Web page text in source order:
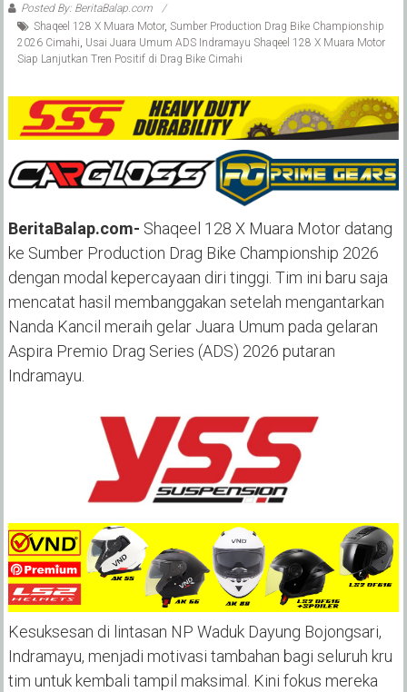
Posted By: BeritaBalap.com
Shaqeel 128 X Muara Motor, Sumber Production Drag Bike Championship
2026 Cimahi, Usai Juara Umum ADS Indramayu Shaqeel 128 X Muara Motor
Siap Lanjutkan Tren Positif di Drag Bike Cimahi
BeritaBalap.com- Shaqeel 128 X Muara Motor datang
ke Sumber Production Drag Bike Championship 2026
dengan modal kepercayaan diri tinggi. Tim ini baru saja
mencatat hasil membanggakan setelah mengantarkan
Nanda Kancil meraih gelar Juara Umum pada gelaran
Aspira Premio Drag Series (ADS) 2026 putaran
Indramayu.
‎Kesuksesan di lintasan NP Waduk Dayung Bojongsari,
Indramayu, menjadi motivasi tambahan bagi seluruh kru
tim untuk kembali tampil maksimal. Kini fokus mereka